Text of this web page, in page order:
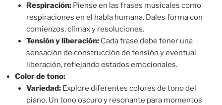
Respiración:Piense en las frases musicales como
respiraciones en el habla humana. Dales forma con
comienzos, clímax y resoluciones.
Tensión y liberación:Cada frase debe tener una
sensación de construcción de tensión y eventual
liberación, reflejando estados emocionales.
Color de tono:
Variedad:Explore diferentes colores de tono del
piano. Un tono oscuro y resonante para momentos